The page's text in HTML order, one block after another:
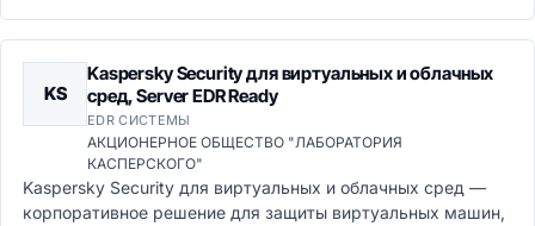
KS
Kaspersky Security для виртуальных и облачных
сред, Server EDR Ready
EDR СИСТЕМЫ
АКЦИОНЕРНОЕ ОБЩЕСТВО "ЛАБОРАТОРИЯ
КАСПЕРСКОГО"
Kaspersky Security для виртуальных и облачных сред —
корпоративное решение для защиты виртуальных машин,